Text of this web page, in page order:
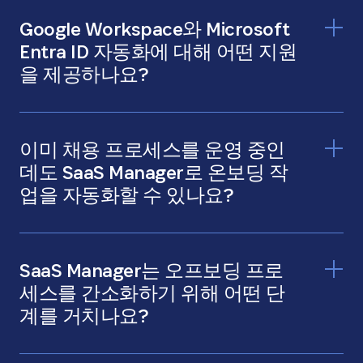
Google Workspace와 Microsoft
Entra ID 자동화에 대해 어떤 지원
을 제공하나요?
이미 채용 프로세스를 운영 중인
데도 SaaS Manager로 온보딩 작
업을 자동화할 수 있나요?
SaaS Manager는 오프보딩 프로
세스를 간소화하기 위해 어떤 단
계를 거치나요?